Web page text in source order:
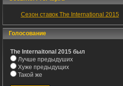
Сезон ставок The International 2015
Голосование
The Internaitonal 2015 был
Лучше предыдуших
Хуже предыдущих
Такой же